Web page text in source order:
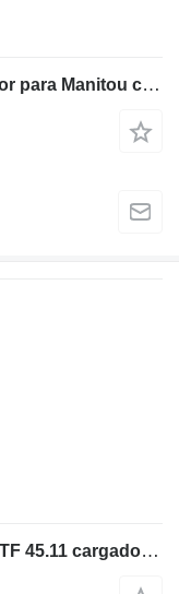
Deutz Deutz TD 3.6 L4 MT 1033 motor para Manitou cargadora telescópica
Deutz TCD 3.6 L4 motor para Merlo TF 45.11 cargadora telescópica